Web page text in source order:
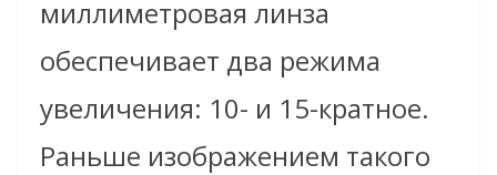
миллиметровая линза
обеспечивает два режима
увеличения: 10- и 15-кратное.
Раньше изображением такого